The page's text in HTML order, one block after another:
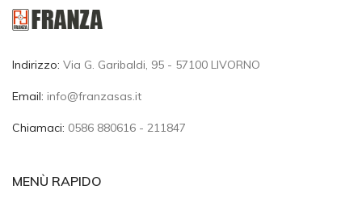
Indirizzo: Via G. Garibaldi, 95 - 57100 LIVORNO
Email: info@franzasas.it
Chiamaci: 0586 880616 - 211847
MENÙ RAPIDO